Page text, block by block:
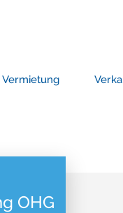
Vermietung
OHG